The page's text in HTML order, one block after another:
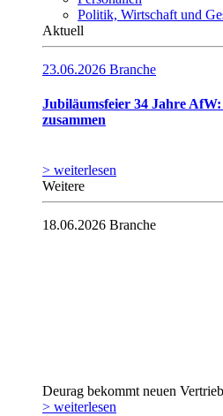
Politik, Wirtschaft und
Aktuell
23.06.2026 Branche
Jubiläumsfeier 34 Jahre
zusammen
> weiterlesen
Weitere
18.06.2026 Branche
Deurag bekommt neuen
> weiterlesen